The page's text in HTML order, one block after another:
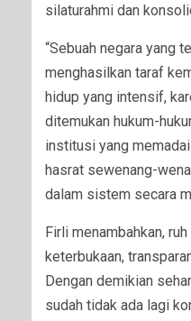
silaturahmi dan
“Sebuah negara yang
menghasilkan taraf
hidup yang intensif,
ditemukan hukum-
institusi yang
hasrat sewenang-
dalam sistem secara
Firli menambahkan,
keterbukaan,
Dengan demikian
sudah tidak ada lagi